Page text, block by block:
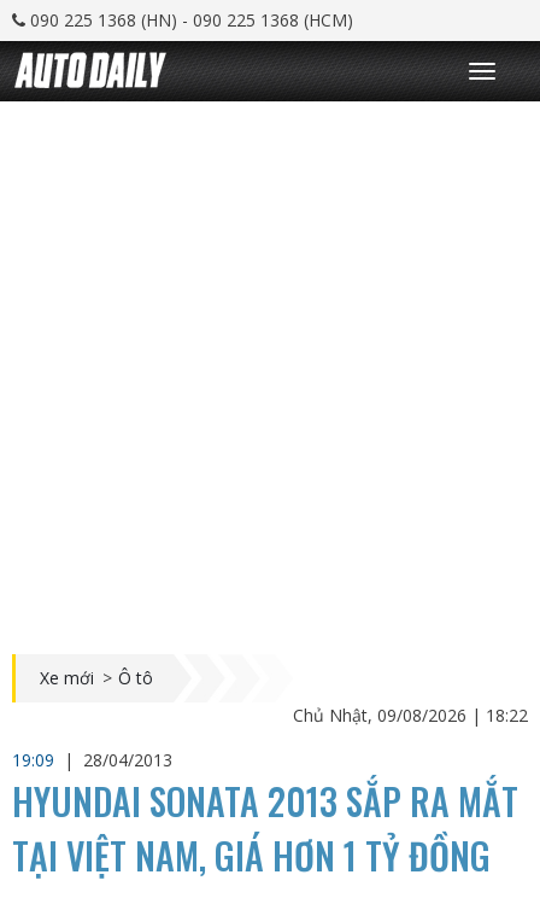
090 225 1368 (HN) - 090 225 1368 (HCM)
T
o
g
Xe mới > Ô tô
Chủ Nhật, 09/08/2026 | 18:22
19:09
| 28/04/2013
HYUNDAI SONATA 2013 SẮP RA MẮT
TẠI VIỆT NAM, GIÁ HƠN 1 TỶ ĐỒNG